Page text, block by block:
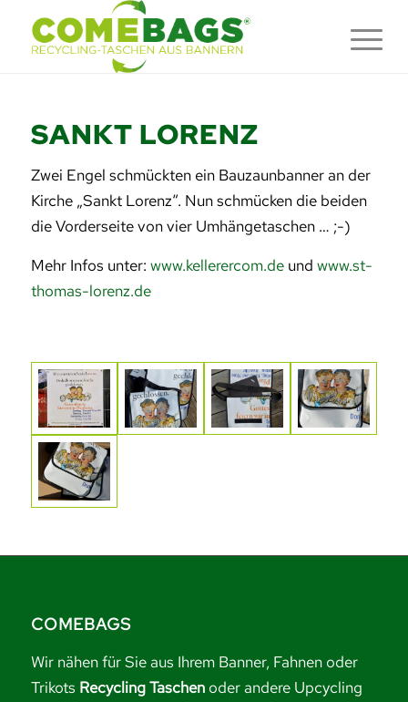
SANKT LORENZ
Zwei Engel schmückten ein Bauzaunbanner an der
Kirche „Sankt Lorenz“. Nun schmücken die beiden
die Vorderseite von vier Umhängetaschen … ;-)
Mehr Infos unter: www.kellerercom.deund www.st-
thomas-lorenz.de
COMEBAGS
Wir nähen für Sie aus Ihrem Banner, Fahnen oder
Trikots Recycling Taschenoder andere Upcycling